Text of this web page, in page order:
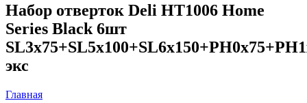
Набор отверток Deli HT1006 Home
Series Black 6шт
экс
Главная